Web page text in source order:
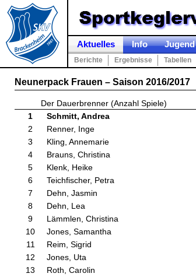
Aktuelles Info Jugend
Berichte Ergebnisse Tabellen
Neunerpack Frauen – Saison 2016/2017
Der Dauerbrenner (Anzahl Spiele)
1
Schmitt, Andrea
2
Renner, Inge
3
Kling, Annemarie
4
Brauns, Christina
5
Klenk, Heike
6
Teichfischer, Petra
7
Dehn, Jasmin
8
Dehn, Lea
9
Lämmlen, Christina
10
Jones, Samantha
11
Reim, Sigrid
12
Jones, Uta
13
Roth, Carolin